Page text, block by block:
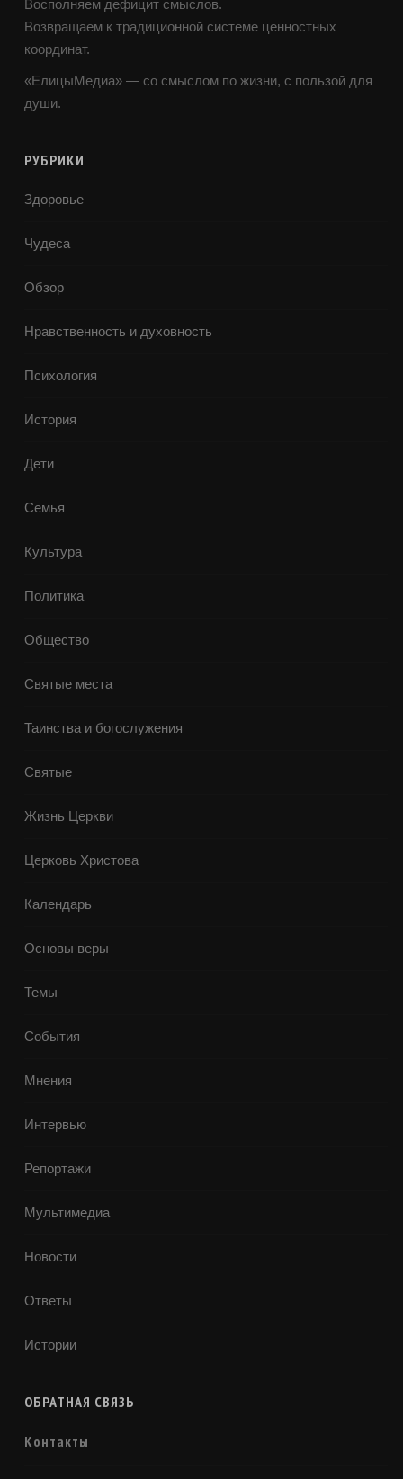
Восполняем дефицит смыслов.
Возвращаем к традиционной системе ценностных
координат.
«ЕлицыМедиа» — со смыслом по жизни, с пользой для
души.
РУБРИКИ
Здоровье
Чудеса
Обзор
Нравственность и духовность
Психология
История
Дети
Семья
Культура
Политика
Общество
Святые места
Таинства и богослужения
Святые
Жизнь Церкви
Церковь Христова
Календарь
Основы веры
Темы
События
Мнения
Интервью
Репортажи
Мультимедиа
Новости
Ответы
Истории
ОБРАТНАЯ СВЯЗЬ
Контакты